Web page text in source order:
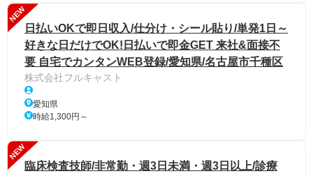
NEW
日払いOKで即日収入/仕分け・シール貼り/単発1日～
好きな日だけでOK!日払いで即金GET 来社&面接不
要 自宅でカンタンWEB登録/愛知県/名古屋市千種区
株式会社フルキャスト
愛知県
時給1,300円～
NEW
臨床検査技師/非常勤・週3日未満・週3日以上/診療